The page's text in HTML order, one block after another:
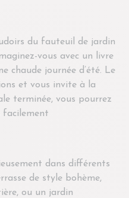
du fauteuil de jardin
vous avec un livre
chaude journée d’été. Le
et vous invite à la
terminée, vous pourrez
facilement
dans différents
de style bohème,
ou un jardin